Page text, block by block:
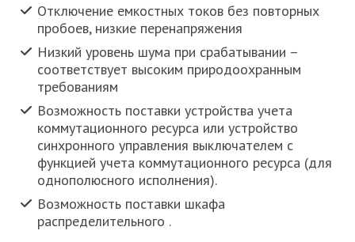
Отключение емкостных токов без повторных
пробоев, низкие перенапряжения
Низкий уровень шума при срабатывании –
соответствует высоким природоохранным
требованиям
Возможность поставки устройства учета
коммутационного ресурса или устройство
синхронного управления выключателем с
функцией учета коммутационного ресурса (для
однополюсного исполнения).
Возможность поставки шкафа
распределительного .